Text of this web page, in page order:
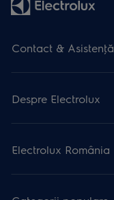
Contact & Asistenţă
Despre Electrolux
Electrolux România